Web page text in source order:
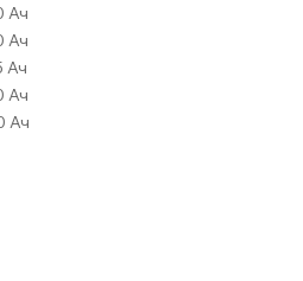
190 Ач
220 Ач
225 Ач
230 Ач
240 Ач